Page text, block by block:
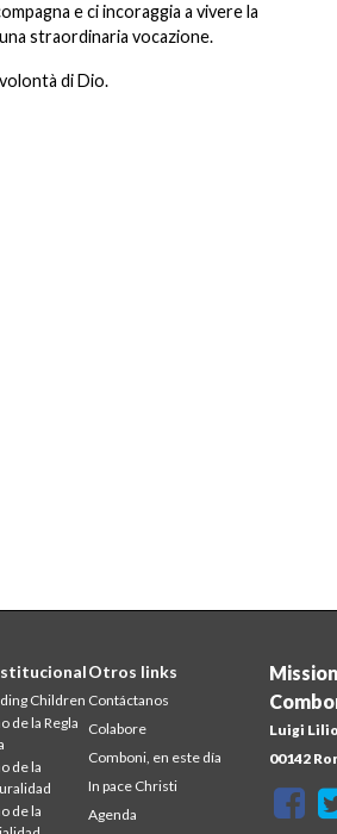
e ci incoraggia a vivere la
straordinaria vocazione.
di Dio.
Luigi
00142
Children
de la Regla
de la
de la
Otros links
Contáctanos
Colabore
Comboni, en este día
In pace Christi
Agenda